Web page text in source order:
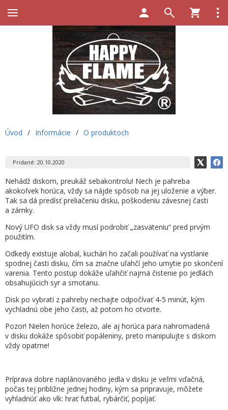
Úvod / Informácie / O produktoch
Pridané: 20.10.2020
Nehádž diskom, preukáž sebakontrolu! Nech je pahreba
akokoľvek horúca, vždy sa nájde spôsob na jej uloženie a výber.
Tak sa dá predísť preliačeniu disku, poškodeniu závesnej časti
a zámky.
Nový UFO disk sa vždy musí podrobiť „zasväteniu“ pred prvým
použitím.
Odkedy existuje alobal, kuchári ho začali používať na vystlanie
spodnej časti disku, čím sa značne uľahčí jeho umytie po skončení
varenia. Tento postup dokáže uľahčiť najmä čistenie po jedlách
obsahujúcich syr a smotanu.
Disk po vybratí z pahreby nechajte odpočívať 4-5 minút, kým
vychladnú obe jeho časti, až potom ho otvorte.
Pozor! Nielen horúce železo, ale aj horúca para nahromadená
v disku dokáže spôsobiť popáleniny, preto manipulujte s diskom
vždy opatrne!
Príprava dobre naplánovaného jedla v disku je veľmi vďačná,
počas tej približne jednej hodiny, kým sa pripravuje, môžete
vyhladnúť ako vlk: hrať futbal, rybárčiť, popíjať.